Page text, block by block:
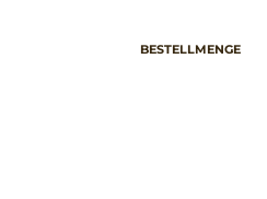
BESTELLMENGE